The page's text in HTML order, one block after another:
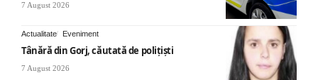
7 August 2026
Actualitate Eveniment
Tânără din Gorj, căutată de polițiști
7 August 2026